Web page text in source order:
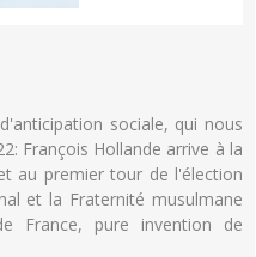
sociale, qui nous
François Hollande arrive à la
au premier tour de l'élection
et la Fraternité musulmane
France, pure invention de